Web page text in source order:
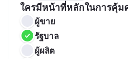
ใครมีหน้าที่หลักในการคุ้ม
ผู้ขาย
รัฐบาล
ผู้ผลิต